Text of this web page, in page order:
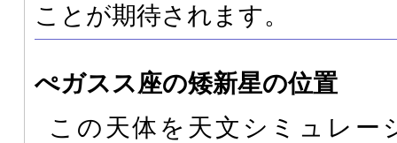
ことが期待されます。
ぺガスス座の矮新星の位置
この天体を天文シミュレー